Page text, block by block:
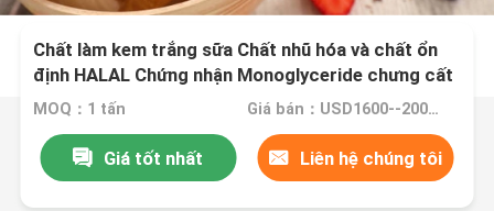
Chất làm kem trắng sữa Chất nhũ hóa và chất ổn
định HALAL Chứng nhận Monoglyceride chưng cất
MOQ：1 tấn Giá bán：USD1600--2000/ton FOB Port Guangzhou
Giá tốt nhất Liên hệ chúng tôi